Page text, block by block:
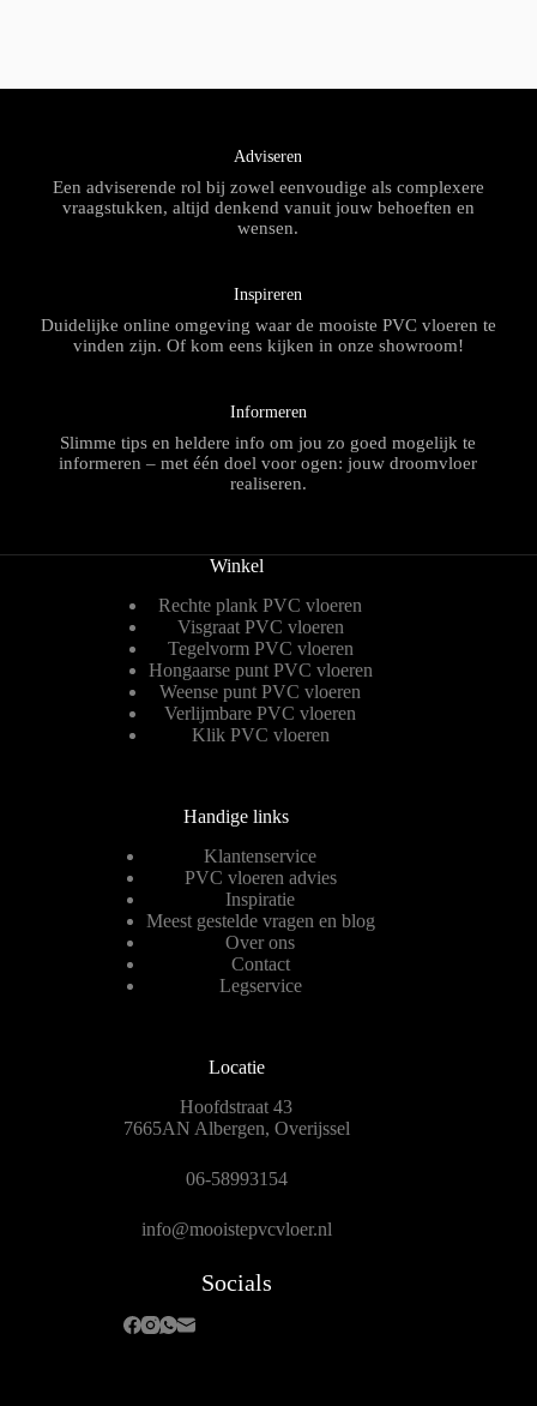
Adviseren
Een adviserende rol bij zowel eenvoudige als complexere
vraagstukken, altijd denkend vanuit jouw behoeften en
wensen.
Inspireren
Duidelijke online omgeving waar de mooiste PVC vloeren te
vinden zijn. Of kom eens kijken in onze showroom!
Informeren
Slimme tips en heldere info om jou zo goed mogelijk te
informeren – met één doel voor ogen: jouw droomvloer
realiseren.
Winkel
Rechte plank PVC vloeren
Visgraat PVC vloeren
Tegelvorm PVC vloeren
Hongaarse punt PVC vloeren
Weense punt PVC vloeren
Verlijmbare PVC vloeren
Klik PVC vloeren
Handige links
Klantenservice
PVC vloeren advies
Inspiratie
Meest gestelde vragen en blog
Over ons
Contact
Legservice
Locatie
Hoofdstraat 43
7665AN Albergen, Overijssel
06-58993154
info@mooistepvcvloer.nl
Socials